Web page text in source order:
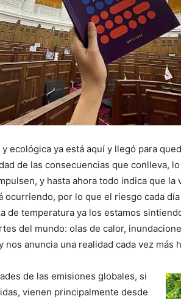
ecológica ya está aquí y llegó para
de las consecuencias que conlleva,
y hasta ahora todo indica que
ocurriendo, por lo que el riesgo cada
de temperatura ya los estamos
del mundo: olas de calor,
nos anuncia una realidad cada vez más
de las emisiones globales, si
vienen principalmente desde